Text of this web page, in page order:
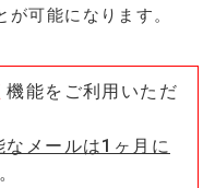
可能になります。
機能をご利用いただ
メールは1ヶ月に